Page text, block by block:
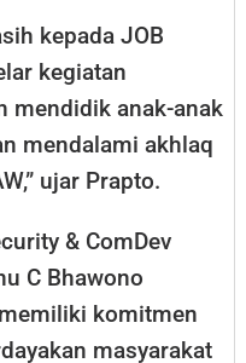
kepada JOB
kegiatan
mendidik anak-anak
mendalami akhlaq
ujar Prapto.
& ComDev
C Bhawono
komitmen
masyarakat